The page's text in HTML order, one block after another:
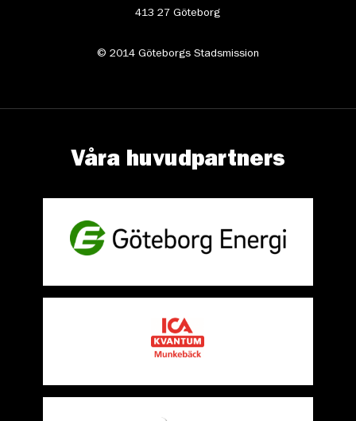
413 27 Göteborg
© 2014 Göteborgs Stadsmission
Våra huvudpartners